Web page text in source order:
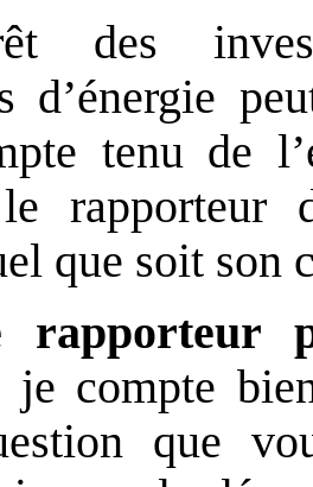
des
d’énergie
tenu de
le rapporteur
que soit son
je compte
que